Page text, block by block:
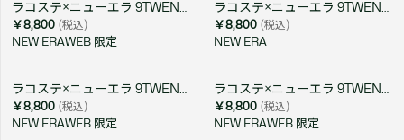
￥8,800 (税込)
NEW ERAWEB 限定
￥8,800 (税込)
NEW ERA
￥8,800 (税込)
NEW ERAWEB 限定
￥8,800 (税込)
NEW ERAWEB 限定